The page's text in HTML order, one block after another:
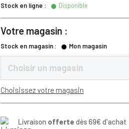
Stock en ligne : Disponible
Votre magasin :
Stock en magasin : Mon magasin
Choisir un magasin
Choisissez votre magasin
Livraison offerte dès 69€ d'achat